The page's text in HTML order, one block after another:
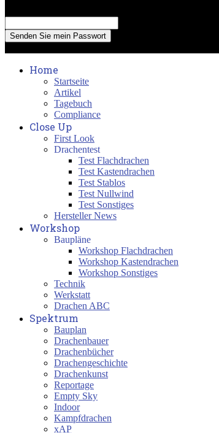
Home
Startseite
Artikel
Tagebuch
Compliance
Close Up
First Look
Drachentest
Test Flachdrachen
Test Kastendrachen
Test Stablos
Test Nullwind
Test Sonstiges
Hersteller News
Workshop
Baupläne
Workshop Flachdrachen
Workshop Kastendrachen
Workshop Sonstiges
Technik
Werkstatt
Drachen ABC
Spektrum
Bauplan
Drachenbauer
Drachenbücher
Drachengeschichte
Drachenkunst
Reportage
Empty Sky
Indoor
Kampfdrachen
xAP